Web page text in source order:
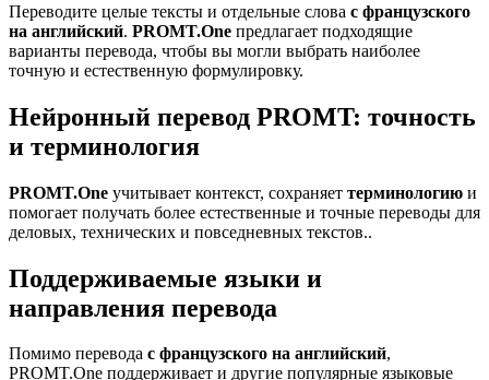
Переводите целые тексты и отдельные слова с французского
на английский. PROMT.One предлагает подходящие
варианты перевода, чтобы вы могли выбрать наиболее
точную и естественную формулировку.
Нейронный перевод PROMT: точность
и терминология
PROMT.One учитывает контекст, сохраняет терминологию и
помогает получать более естественные и точные переводы для
деловых, технических и повседневных текстов..
Поддерживаемые языки и
направления перевода
Помимо перевода с французского на английский,
PROMT.One поддерживает и другие популярные языковые